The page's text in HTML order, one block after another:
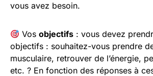
vous avez besoin.
Vosobjectifs : vous devez
objectifs : souhaitez-vous prendre
musculaire, retrouver de l’énergie,
etc. ? En fonction des réponses à